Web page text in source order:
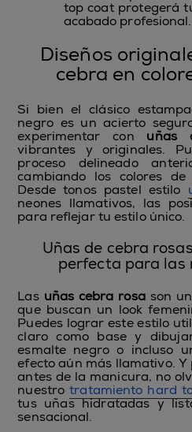
top coat protegerá
acabado profesional.
Diseños
cebra en
Si bien el clásico
negro es un acierto
experimentar con uñas
vibrantes y originales.
proceso delineado
cambiando los colores
Desde tonos pastel estilo
neones llamativos, las
para reflejar tu estilo único.
Uñas de cebra
perfecta para las
Las uñas cebra rosason
que buscan un look
Puedes lograr este estilo
claro como base y
esmalte negro o incluso
efecto aún más llamativo.
antes de la manicura, no
nuestrotratamiento hard
tus uñas hidratadas y
sensacional.